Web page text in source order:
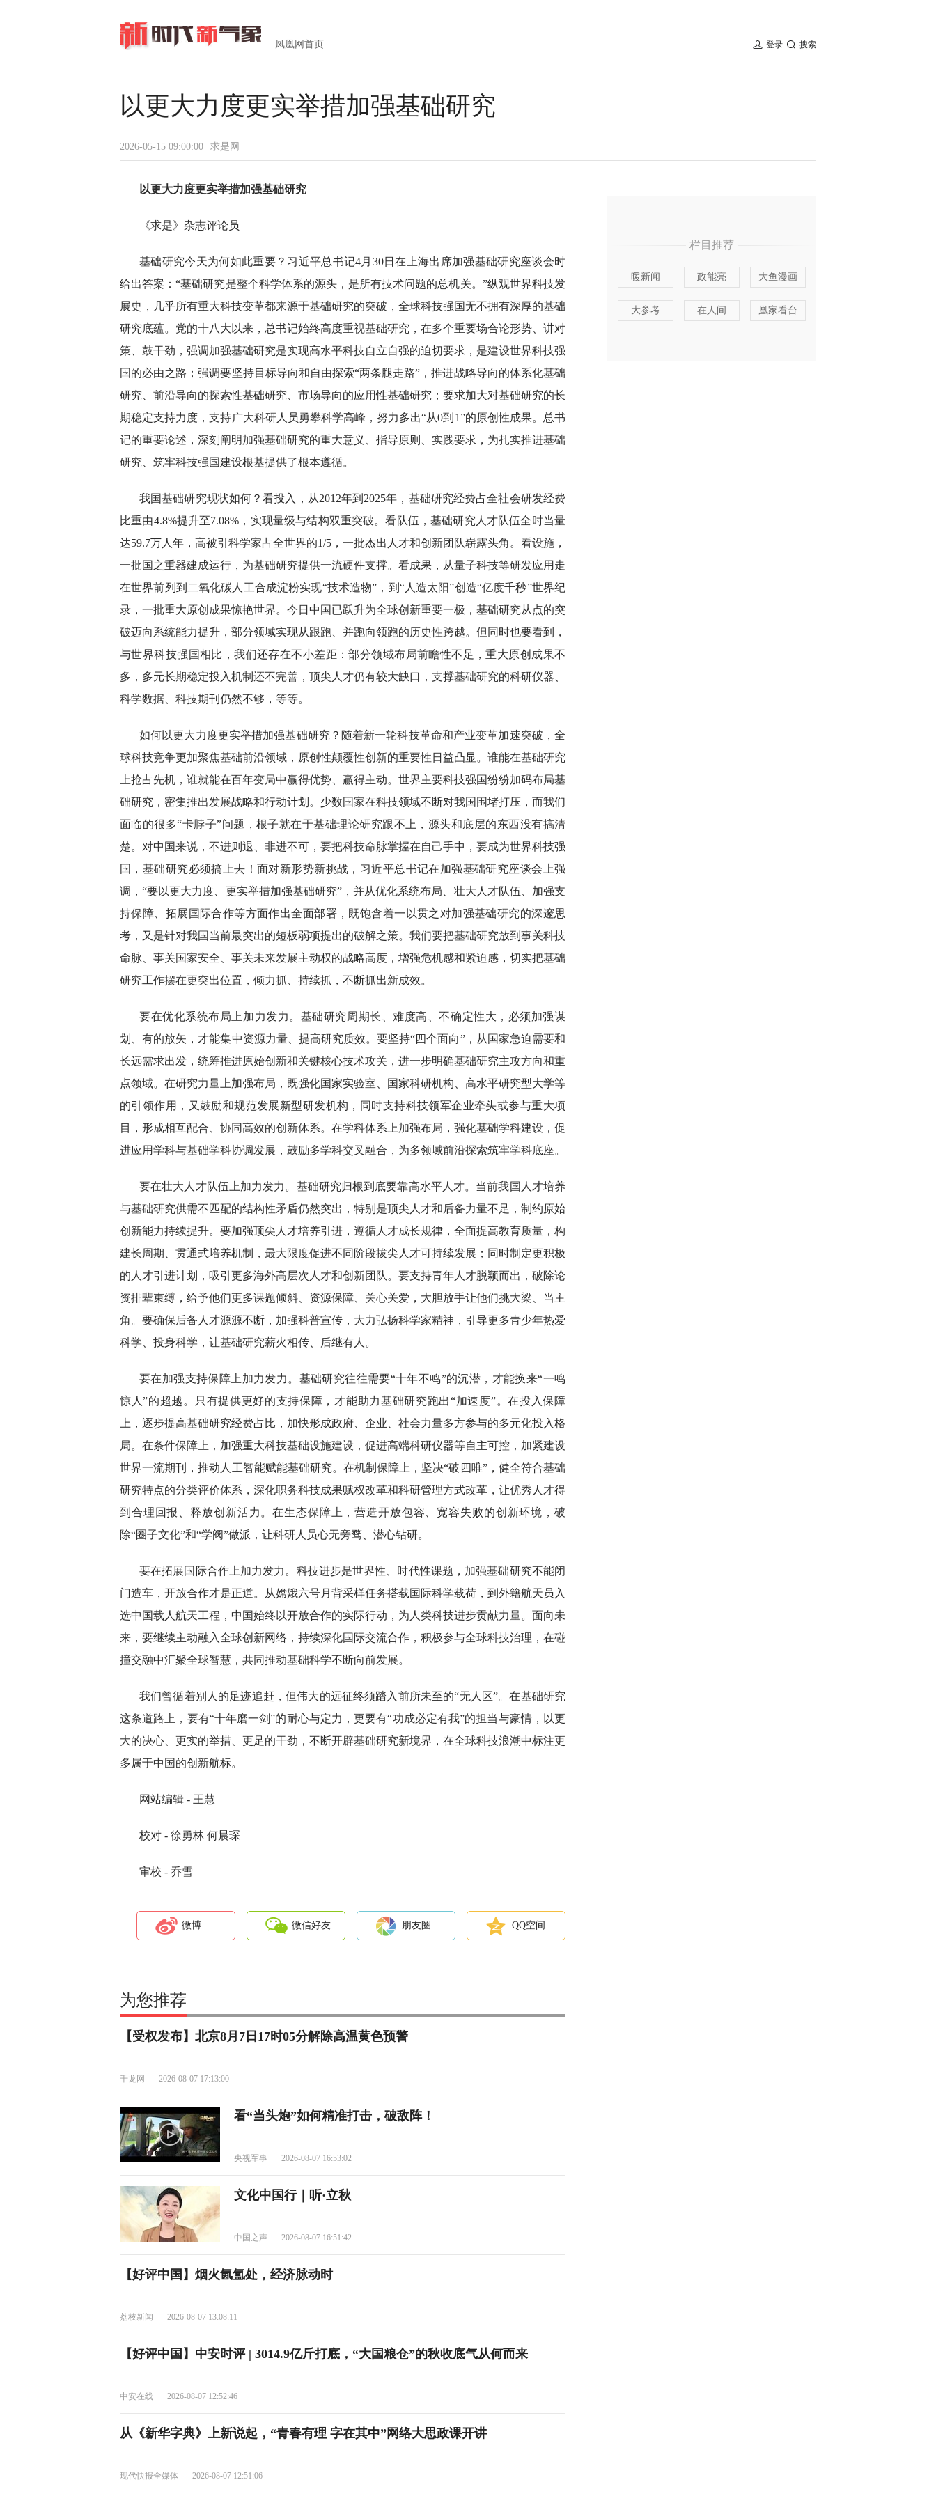
凤凰网首页 搜索
登录
以更大力度更实举措加强基础研究
2026-05-15 09:00:00 求是网
以更大力度更实举措加强基础研究
《求是》杂志评论员
基础研究今天为何如此重要？习近平总书记4月30日在上海出席加强基础研究座谈会时
给出答案：“基础研究是整个科学体系的源头，是所有技术问题的总机关。”纵观世界科技发
展史，几乎所有重大科技变革都来源于基础研究的突破，全球科技强国无不拥有深厚的基础
研究底蕴。党的十八大以来，总书记始终高度重视基础研究，在多个重要场合论形势、讲对
策、鼓干劲，强调加强基础研究是实现高水平科技自立自强的迫切要求，是建设世界科技强
国的必由之路；强调要坚持目标导向和自由探索“两条腿走路”，推进战略导向的体系化基础
研究、前沿导向的探索性基础研究、市场导向的应用性基础研究；要求加大对基础研究的长
期稳定支持力度，支持广大科研人员勇攀科学高峰，努力多出“从0到1”的原创性成果。总书
记的重要论述，深刻阐明加强基础研究的重大意义、指导原则、实践要求，为扎实推进基础
研究、筑牢科技强国建设根基提供了根本遵循。
我国基础研究现状如何？看投入，从2012年到2025年，基础研究经费占全社会研发经费
比重由4.8%提升至7.08%，实现量级与结构双重突破。看队伍，基础研究人才队伍全时当量
达59.7万人年，高被引科学家占全世界的1/5，一批杰出人才和创新团队崭露头角。看设施，
一批国之重器建成运行，为基础研究提供一流硬件支撑。看成果，从量子科技等研发应用走
在世界前列到二氧化碳人工合成淀粉实现“技术造物”，到“人造太阳”创造“亿度千秒”世界纪
录，一批重大原创成果惊艳世界。今日中国已跃升为全球创新重要一极，基础研究从点的突
破迈向系统能力提升，部分领域实现从跟跑、并跑向领跑的历史性跨越。但同时也要看到，
与世界科技强国相比，我们还存在不小差距：部分领域布局前瞻性不足，重大原创成果不
多，多元长期稳定投入机制还不完善，顶尖人才仍有较大缺口，支撑基础研究的科研仪器、
科学数据、科技期刊仍然不够，等等。
如何以更大力度更实举措加强基础研究？随着新一轮科技革命和产业变革加速突破，全
球科技竞争更加聚焦基础前沿领域，原创性颠覆性创新的重要性日益凸显。谁能在基础研究
上抢占先机，谁就能在百年变局中赢得优势、赢得主动。世界主要科技强国纷纷加码布局基
础研究，密集推出发展战略和行动计划。少数国家在科技领域不断对我国围堵打压，而我们
面临的很多“卡脖子”问题，根子就在于基础理论研究跟不上，源头和底层的东西没有搞清
楚。对中国来说，不进则退、非进不可，要把科技命脉掌握在自己手中，要成为世界科技强
国，基础研究必须搞上去！面对新形势新挑战，习近平总书记在加强基础研究座谈会上强
调，“要以更大力度、更实举措加强基础研究”，并从优化系统布局、壮大人才队伍、加强支
持保障、拓展国际合作等方面作出全面部署，既饱含着一以贯之对加强基础研究的深邃思
考，又是针对我国当前最突出的短板弱项提出的破解之策。我们要把基础研究放到事关科技
命脉、事关国家安全、事关未来发展主动权的战略高度，增强危机感和紧迫感，切实把基础
研究工作摆在更突出位置，倾力抓、持续抓，不断抓出新成效。
要在优化系统布局上加力发力。基础研究周期长、难度高、不确定性大，必须加强谋
划、有的放矢，才能集中资源力量、提高研究质效。要坚持“四个面向”，从国家急迫需要和
长远需求出发，统筹推进原始创新和关键核心技术攻关，进一步明确基础研究主攻方向和重
点领域。在研究力量上加强布局，既强化国家实验室、国家科研机构、高水平研究型大学等
的引领作用，又鼓励和规范发展新型研发机构，同时支持科技领军企业牵头或参与重大项
目，形成相互配合、协同高效的创新体系。在学科体系上加强布局，强化基础学科建设，促
进应用学科与基础学科协调发展，鼓励多学科交叉融合，为多领域前沿探索筑牢学科底座。
要在壮大人才队伍上加力发力。基础研究归根到底要靠高水平人才。当前我国人才培养
与基础研究供需不匹配的结构性矛盾仍然突出，特别是顶尖人才和后备力量不足，制约原始
创新能力持续提升。要加强顶尖人才培养引进，遵循人才成长规律，全面提高教育质量，构
建长周期、贯通式培养机制，最大限度促进不同阶段拔尖人才可持续发展；同时制定更积极
的人才引进计划，吸引更多海外高层次人才和创新团队。要支持青年人才脱颖而出，破除论
资排辈束缚，给予他们更多课题倾斜、资源保障、关心关爱，大胆放手让他们挑大梁、当主
角。要确保后备人才源源不断，加强科普宣传，大力弘扬科学家精神，引导更多青少年热爱
科学、投身科学，让基础研究薪火相传、后继有人。
要在加强支持保障上加力发力。基础研究往往需要“十年不鸣”的沉潜，才能换来“一鸣
惊人”的超越。只有提供更好的支持保障，才能助力基础研究跑出“加速度”。在投入保障
上，逐步提高基础研究经费占比，加快形成政府、企业、社会力量多方参与的多元化投入格
局。在条件保障上，加强重大科技基础设施建设，促进高端科研仪器等自主可控，加紧建设
世界一流期刊，推动人工智能赋能基础研究。在机制保障上，坚决“破四唯”，健全符合基础
研究特点的分类评价体系，深化职务科技成果赋权改革和科研管理方式改革，让优秀人才得
到合理回报、释放创新活力。在生态保障上，营造开放包容、宽容失败的创新环境，破
除“圈子文化”和“学阀”做派，让科研人员心无旁骛、潜心钻研。
要在拓展国际合作上加力发力。科技进步是世界性、时代性课题，加强基础研究不能闭
门造车，开放合作才是正道。从嫦娥六号月背采样任务搭载国际科学载荷，到外籍航天员入
选中国载人航天工程，中国始终以开放合作的实际行动，为人类科技进步贡献力量。面向未
来，要继续主动融入全球创新网络，持续深化国际交流合作，积极参与全球科技治理，在碰
撞交融中汇聚全球智慧，共同推动基础科学不断向前发展。
我们曾循着别人的足迹追赶，但伟大的远征终须踏入前所未至的“无人区”。在基础研究
这条道路上，要有“十年磨一剑”的耐心与定力，更要有“功成必定有我”的担当与豪情，以更
大的决心、更实的举措、更足的干劲，不断开辟基础研究新境界，在全球科技浪潮中标注更
多属于中国的创新航标。
网站编辑 - 王慧
校对 - 徐勇林 何晨琛
审校 - 乔雪
微博 微信好友 朋友圈 QQ空间
为您推荐
【受权发布】北京8月7日17时05分解除高温黄色预警
千龙网 2026-08-07 17:13:00
看“当头炮”如何精准打击，破敌阵！
央视军事 2026-08-07 16:53:02
文化中国行｜听·立秋
中国之声 2026-08-07 16:51:42
【好评中国】烟火氤氲处，经济脉动时
荔枝新闻 2026-08-07 13:08:11
【好评中国】中安时评 | 3014.9亿斤打底，“大国粮仓”的秋收底气从何而来
中安在线 2026-08-07 12:52:46
从《新华字典》上新说起，“青春有理 字在其中”网络大思政课开讲
现代快报全媒体 2026-08-07 12:51:06
栏目推荐
暖新闻 政能亮 大鱼漫画
大参考 在人间 凰家看台